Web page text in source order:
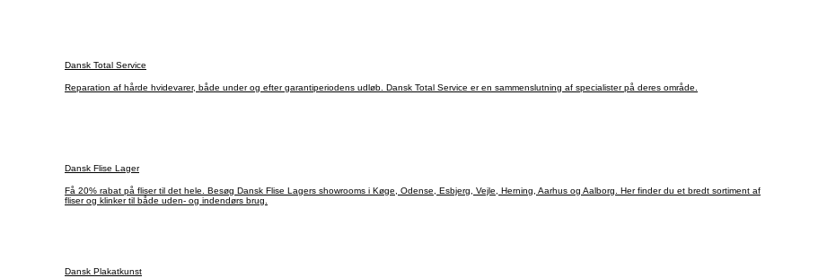
Dansk Total Service
Reparation af hårde hvidevarer, både under og efter garantiperiodens udløb. Dansk Total Service er en sammenslutning af specialister på deres område.
Dansk Flise Lager
Få 20% rabat på fliser til det hele. Besøg Dansk Flise Lagers showrooms i Køge, Odense, Esbjerg, Vejle, Herning, Aarhus og Aalborg. Her finder du et bredt sortiment af
fliser og klinker til både uden- og indendørs brug.
Dansk Plakatkunst